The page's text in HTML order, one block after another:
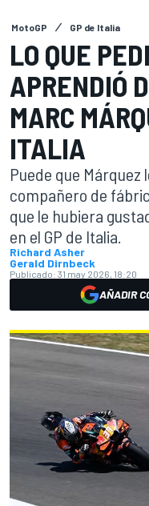
MotoGP GP de Italia
LO QUE
APRENDIÓ
MARC
ITALIA
Puede que Márquez
compañero de
que le hubiera
en el GP de Italia.
Richard Asher
Gerald Dirnbeck
Publicado: 31 may 2026, 18:20
AÑADIR